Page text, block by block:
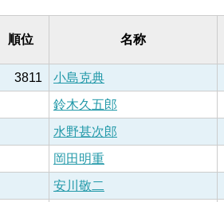
順位 名称
3811
小島克典
鈴木久五郎
水野甚次郎
岡田明重
安川敬二